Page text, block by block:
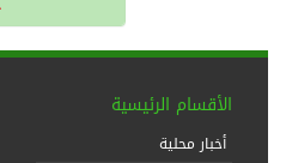
الأقسام الرئيسية
أخبار محلية